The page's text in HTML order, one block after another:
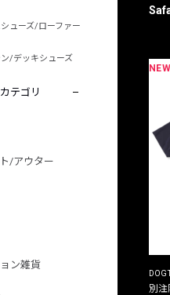
シューズ/ローファー
/デッキシューズ
テゴリ
/アウター
ン雑貨
NEW
別注